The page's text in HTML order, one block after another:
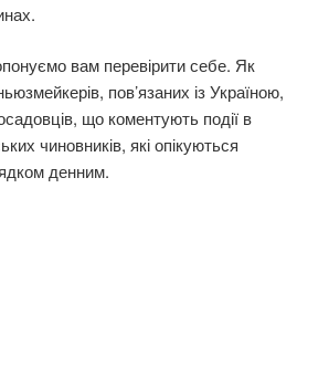
вам перевірити себе. Як
пов’язаних із Україною,
що коментують події в
чиновників, які опікуються
денним.